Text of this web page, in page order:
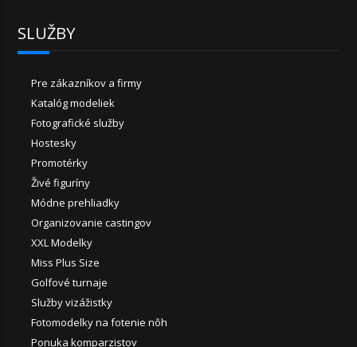
SLUŽBY
Pre zákazníkov a firmy
Katalóg modeliek
Fotografické služby
Hostesky
Promotérky
Živé figuríny
Módne prehliadky
Organizovanie castingov
XXL Modelky
Miss Plus Size
Golfové turnaje
Služby vizážistky
Fotomodelky na fotenie nôh
Ponuka komparzistov